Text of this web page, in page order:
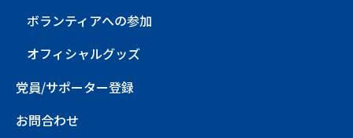
ボランティアへの参加
オフィシャルグッズ
党員/サポーター登録
お問合わせ